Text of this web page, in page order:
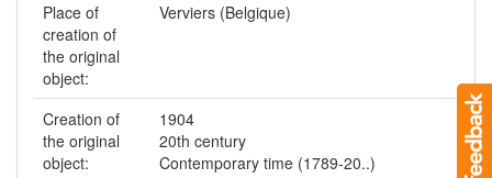
Place of
creation of
the original
object:
Verviers (Belgique)
Creation of
the original
object:
1904
20th century
Contemporary time (1789-20..)